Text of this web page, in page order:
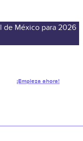
de México para 2026
¡Empieza ahora!